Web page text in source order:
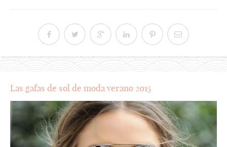
Las gafas de sol de moda verano 2015